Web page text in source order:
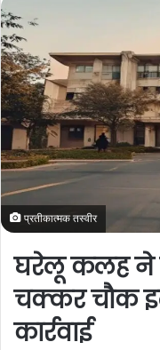
i
l
प्रतीकात्मक तस्वीर
घरेलू कलह ने
चक्कर चौक
कार्रवाई